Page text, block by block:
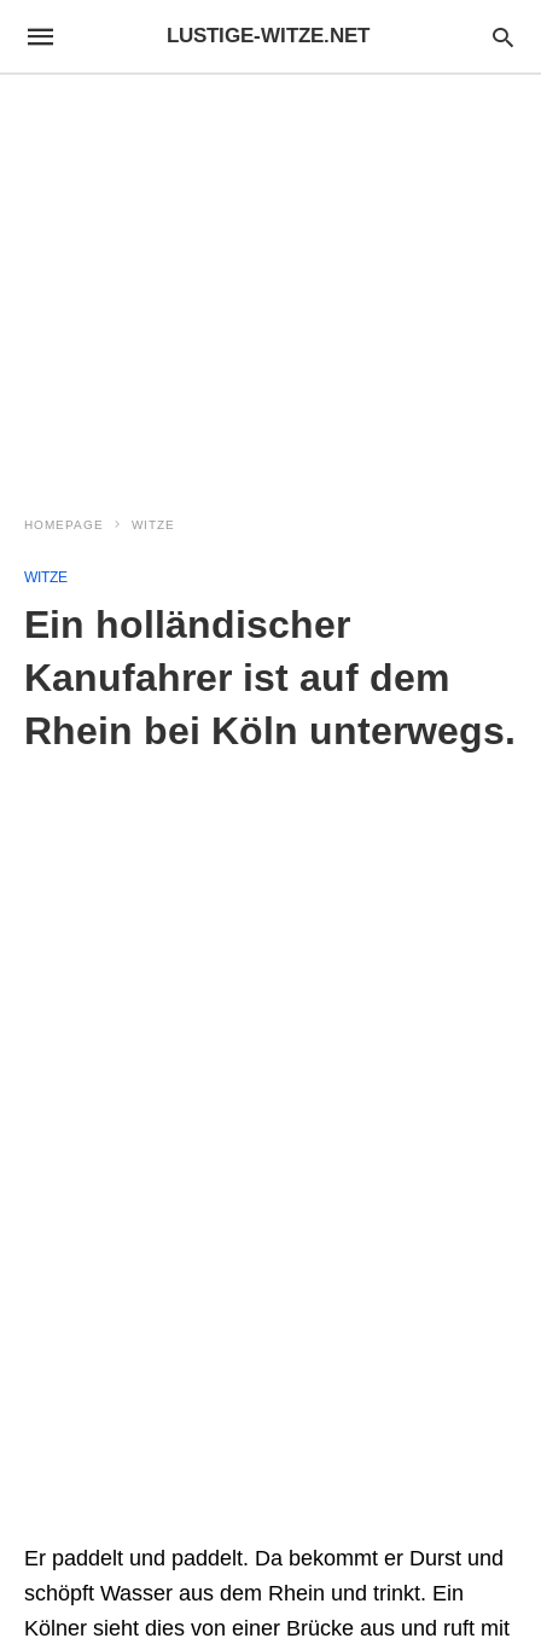
LUSTIGE-WITZE.NET
HOMEPAGE WITZE
WITZE
Ein holländischer
Kanufahrer ist auf dem
Rhein bei Köln unterwegs.
Er paddelt und paddelt. Da bekommt er Durst und
schöpft Wasser aus dem Rhein und trinkt. Ein
Kölner sieht dies von einer Brücke aus und ruft mit